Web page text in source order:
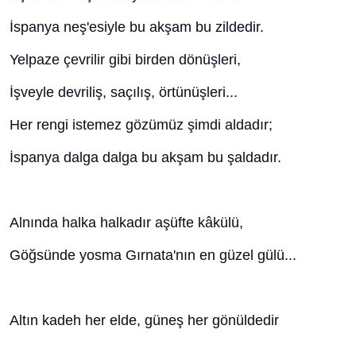
İspanya neş'esiyle bu akşam bu zildedir.
Yelpaze çevrilir gibi birden dönüşleri,
İşveyle devriliş, saçılış, örtünüşleri...
Her rengi istemez gözümüz şimdi aldadır;
İspanya dalga dalga bu akşam bu şaldadır.
Alnında halka halkadır aşüfte kâkülü,
Göğsünde yosma Gırnata'nın en güzel gülü...
Altın kadeh her elde, güneş her gönüldedir